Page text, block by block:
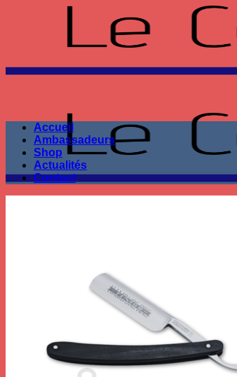
Panier /0.00€ 0
Accueil
Ambassadeurs
Shop
Actualités
Contact